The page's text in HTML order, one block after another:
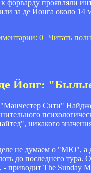
форварду проявляли
за де Йонга около 14
0 | Читать
Йонг:
Сити"
никакого
не думаем о "МЮ", а
до последнего
- приводит The Sunday